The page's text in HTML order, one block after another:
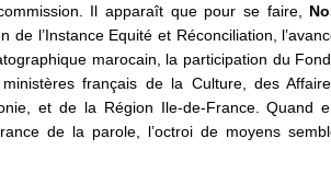
Il apparaît que pour se faire,
de l’Instance Equité et Réconciliation,
marocain, la participation du
français de la Culture, des
et de la Région Ile-de-France. Quand
de la parole, l’octroi de moyens